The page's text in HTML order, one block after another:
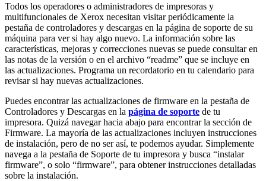
Todos los operadores o administradores de impresoras y
multifuncionales de Xerox necesitan visitar periódicamente la
pestaña de controladores y descargas en la página de soporte de su
máquina para ver si hay algo nuevo. La información sobre las
características, mejoras y correcciones nuevas se puede consultar en
las notas de la versión o en el archivo “readme” que se incluye en
las actualizaciones. Programa un recordatorio en tu calendario para
revisar si hay nuevas actualizaciones.
Puedes encontrar las actualizaciones de firmware en la pestaña de
Controladores y Descargas en la página de soporte de tu
impresora. Quizá navegar hacia abajo para encontrar la sección de
Firmware. La mayoría de las actualizaciones incluyen instrucciones
de instalación, pero de no ser así, te podemos ayudar. Simplemente
navega a la pestaña de Soporte de tu impresora y busca “instalar
firmware”, o solo “firmware”, para obtener instrucciones detalladas
sobre la instalación.